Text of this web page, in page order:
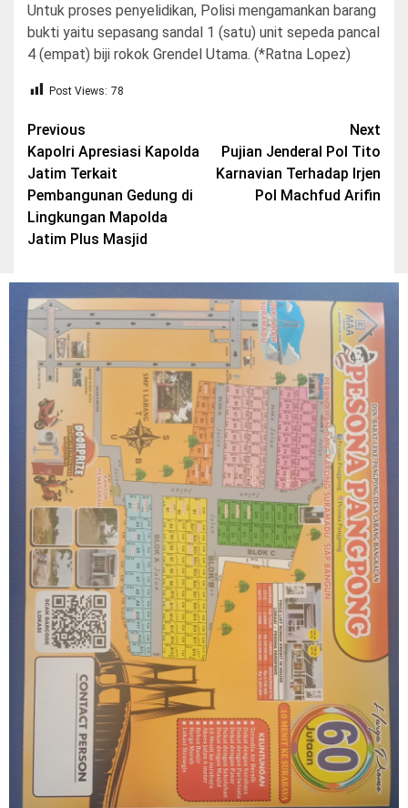
Untuk proses penyelidikan, Polisi mengamankan barang
bukti yaitu sepasang sandal 1 (satu) unit sepeda pancal
4 (empat) biji rokok Grendel Utama. (*Ratna Lopez)
Post Views: 78
Post
navigation
Previous
Kapolri Apresiasi Kapolda
Jatim Terkait
Pembangunan Gedung di
Lingkungan Mapolda
Jatim Plus Masjid
Next
Pujian Jenderal Pol Tito
Karnavian Terhadap Irjen
Pol Machfud Arifin